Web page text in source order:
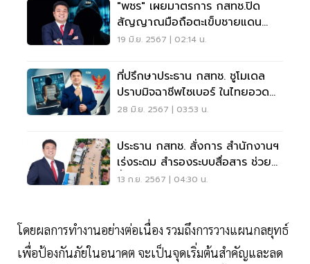
"พชร" เผยมาตรการ กสทช.ปิด
สัญญาณมือถือตะเข็บชายแดน
ปราบคอลเซ็นเตอร์ได้ผล
19 มิ.ย. 2567 | 02:14 น.
ที่ปรึกษาประธาน กสทช. ชูโมเดล
ปราบมิจฉาชีพไซเบอร์ ในไทยอวด
เวที GSMA
28 มิ.ย. 2567 | 03:53 น.
ประธาน กสทช. สั่งการ สำนักงานฯ
เร่งระดม สำรองระบบสื่อสาร ช่วย
น้ำท่วมภาคเหนือ
13 ก.ย. 2567 | 04:30 น.
โดยผลการทำงานอย่างต่อเนื่อง รวมถึงการวางแผนกลยุทธ์
เพื่อป้องกันภัยในอนาคต จะเป็นจุดเริ่มต้นสำคัญและลด